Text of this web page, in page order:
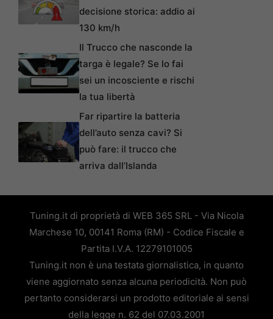
130 km/h
targa è legale? Se lo fai
la tua libertà
può fare: il trucco che
Tuning.it di proprietà di WEB 365 SRL - Via Nicola
Marchese 10, 00141 Roma (RM) - Codice Fiscale e
Tuning.it non è una testata giornalistica, in quanto
viene aggiornato senza alcuna periodicità. Non può